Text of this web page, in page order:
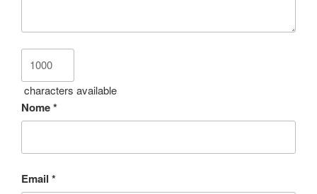
characters available
Nome*
Email *